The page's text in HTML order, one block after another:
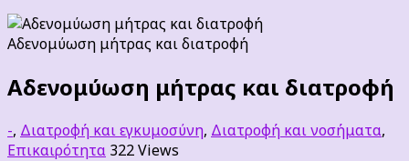
Αδενομύωση μήτρας και διατροφή
Αδενομύωση μήτρας και διατροφή
-, Διατροφή και εγκυμοσύνη, Διατροφή και νοσήματα,
Επικαιρότητα 322 Views